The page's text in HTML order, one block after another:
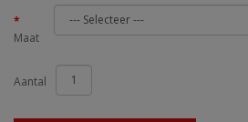
Maat
Aantal